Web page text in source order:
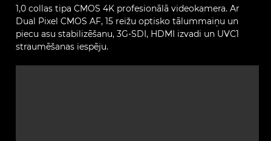
1,0 collas tipa CMOS 4K profesionālā videokamera. Ar
Dual Pixel CMOS AF, 15 reižu optisko tālummaiņu un
piecu asu stabilizēšanu, 3G-SDI, HDMI izvadi un UVC1
straumēšanas iespēju.